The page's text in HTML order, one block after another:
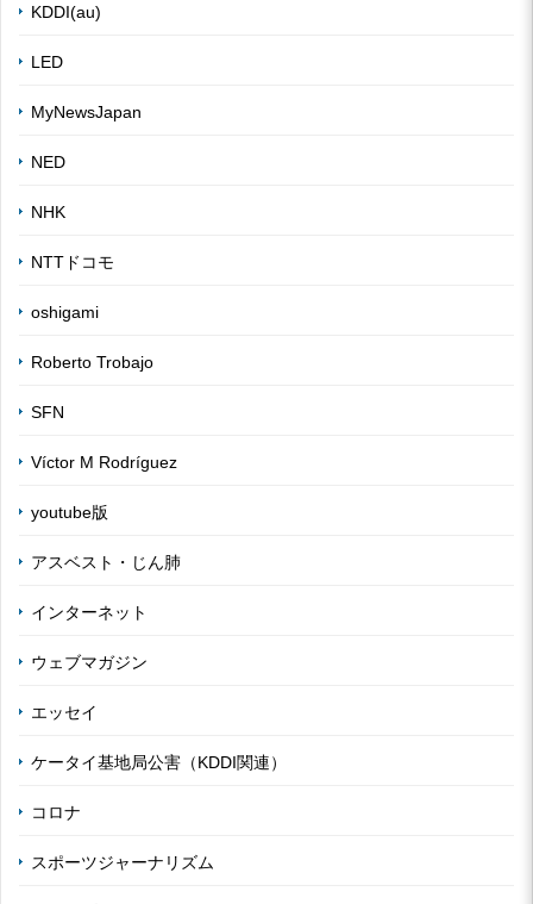
KDDI(au)
LED
MyNewsJapan
NED
NHK
NTTドコモ
oshigami
Roberto Trobajo
SFN
Víctor M Rodríguez
youtube版
アスベスト・じん肺
インターネット
ウェブマガジン
エッセイ
ケータイ基地局公害（KDDI関連）
コロナ
スポーツジャーナリズム